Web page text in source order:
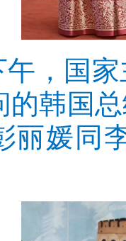
午，国
的韩国
丽媛同